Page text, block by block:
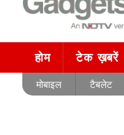
होम टेक ख़बरें
मोबाइल टैबलेट